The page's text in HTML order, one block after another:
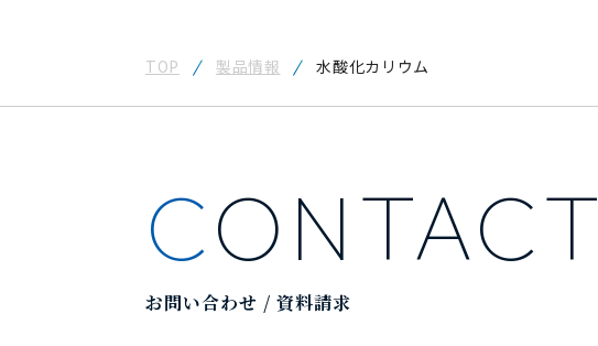
TOP 製品情報 水酸化カリウム
CONTACT
お問い合わせ / 資料請求